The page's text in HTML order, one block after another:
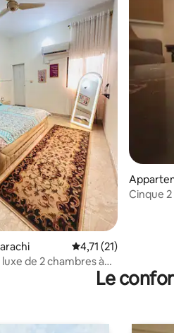
Évaluation moyenne
4,71 (21)
de 2 chambres à
chi
Cinque 2
Le